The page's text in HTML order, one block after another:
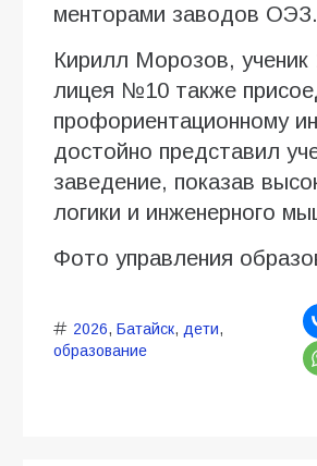
менторами заводов ОЭЗ.
Кирилл Морозов, ученик
лицея №10 также
профориентационному
достойно представил
заведение, показав
логики и инженерного
Фото управления
2026, Батайск, дети,
образование